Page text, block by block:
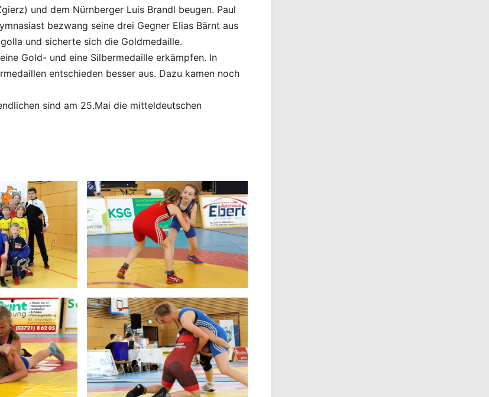
und dem Nürnberger Luis Brandl beugen. Paul
bezwang seine drei Gegner Elias Bärnt aus
und sicherte sich die Goldmedaille.
Gold- und eine Silbermedaille erkämpfen. In
entschieden besser aus. Dazu kamen noch
sind am 25.Mai die mitteldeutschen